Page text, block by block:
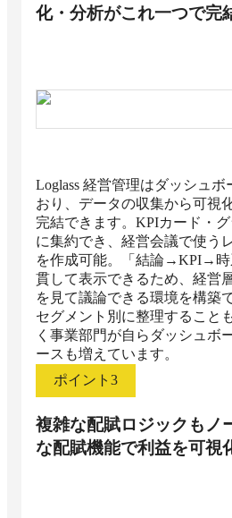
化・分析がこれ一つで完
Loglass 経営管理はダッシュ
おり、データの収集から可視
完結できます。KPIカード・
に集約でき、経営会議で使う
を作成可能。「結論→KPI→
貫して表示できるため、経営
を見て議論できる環境を構築
セグメント別に整理すること
く事業部門が自らダッシュボ
ースも増えています。
ポイント 3
複雑な配賦ロジックもノ
な配賦機能で利益を可視